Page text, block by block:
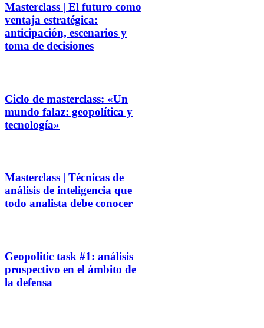
Masterclass | El futuro como
ventaja estratégica:
anticipación, escenarios y
toma de decisiones
Ciclo de masterclass: «Un
mundo falaz: geopolítica y
tecnología»
Masterclass | Técnicas de
análisis de inteligencia que
todo analista debe conocer
Geopolitic task #1: análisis
prospectivo en el ámbito de
la defensa